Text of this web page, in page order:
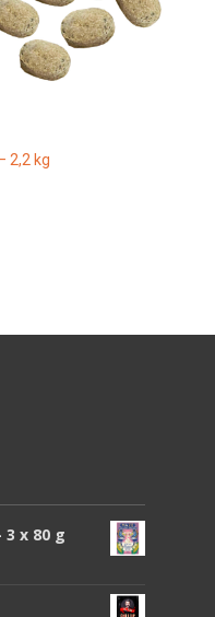
2,2 kg
x 80 g